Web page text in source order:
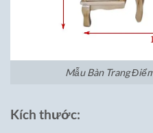
Mẫu Bàn Trang
Kích thước: